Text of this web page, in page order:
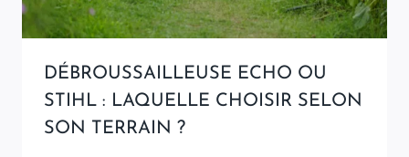
DÉBROUSSAILLEUSE ECHO OU
STIHL : LAQUELLE CHOISIR SELON
SON TERRAIN ?